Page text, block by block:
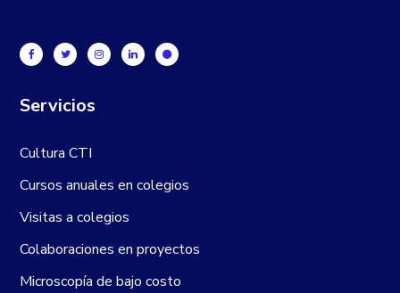
Servicios
Cultura CTI
Cursos anuales en colegios
Visitas a colegios
Colaboraciones en proyectos
Microscopía de bajo costo